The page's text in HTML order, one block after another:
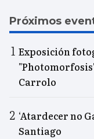
Próximos
Exposición
Carrolo
‘Atardecer no
Santiago